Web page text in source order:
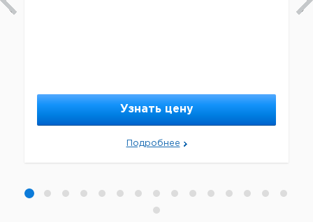
Узнать цену
Подробнее